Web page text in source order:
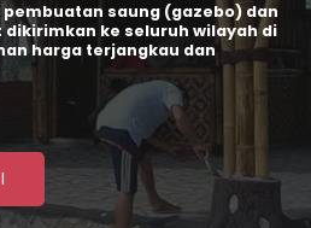
saung (gazebo) dan
ke seluruh wilayah di
harga terjangkau dan